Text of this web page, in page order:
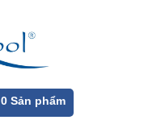
0Sản phẩm